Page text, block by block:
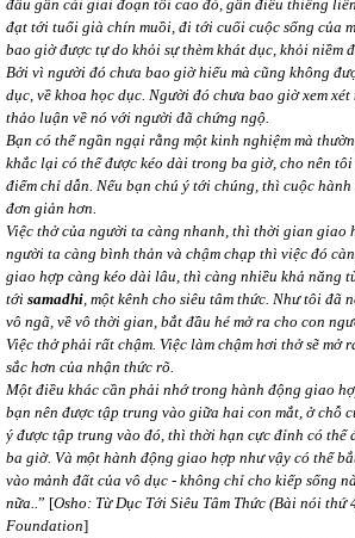
đâu gần cái giai đoạn tối cao đó, gần điều thiêng
đạt tới tuổi già chín muồi, đi tới cuối cuộc sống của
bao giờ được tự do khỏi sự thèm khát dục, khỏi niềm
Bởi vì người đó chưa bao giờ hiểu mà cũng không
dục, về khoa học dục. Người đó chưa bao giờ xem
thảo luận về nó với người đã chứng ngộ.
Bạn có thể ngần ngại rằng một kinh nghiệm mà
khắc lại có thể được kéo dài trong ba giờ, cho nên tôi
điểm chỉ dẫn. Nếu bạn chú ý tới chúng, thì cuộc
đơn giản hơn.
Việc thở của người ta càng nhanh, thì thời gian giao
người ta càng bình thản và chậm chạp thì việc đó
giao hợp càng kéo dài lâu, thì càng nhiều khả năng
tới samadhi, một kênh cho siêu tâm thức. Như tôi đã
vô ngã, về vô thời gian, bắt đầu hé mở ra cho con
Việc thở phải rất chậm. Việc làm chậm hơi thở sẽ mở
sắc hơn của nhận thức rõ.
Một điều khác cần phải nhớ trong hành động giao
bạn nên được tập trung vào giữa hai con mắt, ở chỗ
ý được tập trung vào đó, thì thời hạn cực đỉnh có thể
ba giờ. Và một hành động giao hợp như vậy có thể
vào mảnh đất của vô dục - không chỉ cho kiếp sống
nữa..” [Osho: Từ Dục Tới Siêu Tâm Thức (Bài nói
Foundation]